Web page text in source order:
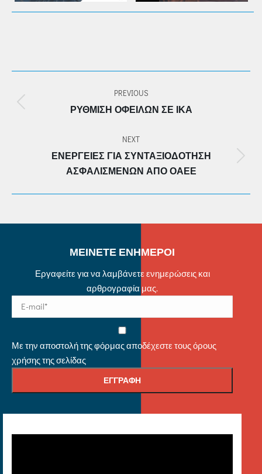
NAVIGATION
PREVIOUS
Previous
ΡΎΘΜΙΣΗ ΟΦΕΙΛΏΝ ΣΕ ΙΚΑ
NEXT
Next
post:
ΕΝΈΡΓΕΙΕΣ ΓΙΑ ΣΥΝΤΑΞΙΟΔΌΤΗΣΗ
ΑΣΦΑΛΙΣΜΈΝΩΝ ΑΠΌ ΟΑΕΕ
ΜΕΙΝΕΤΕ ΕΝΗΜΕΡΟΙ
Εργαφείτε για να λαμβάνετε ενημερώσεις και
αρθρογραφία μας.
Με την αποστολή της φόρμας αποδέχεστε τους όρους
χρήσης της σελίδας